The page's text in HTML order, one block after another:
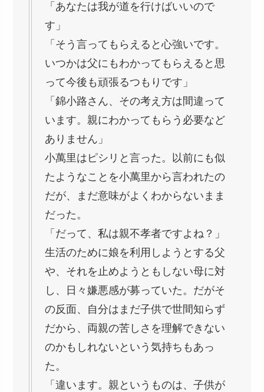
「あなたは我が道を行けばいいので
す」
「そう言ってもらえると心強いです。
いつかは父にもわかってもらえると思
って今後も頑張るつもりです」
「錦小路さん、その考え方は間違って
います。親にわかってもらう必要など
ありません」
小萬里はピシリと言った。以前にも似
たようなことを小萬里から言われたの
だが、まだ意味がよくわからないまま
だった。
「だって、私は親不孝者ですよね？」
生活のために娘を利用しようとする父
や、それを止めようともしない母に対
し、日々嫌悪感が募っていた。だがそ
の反面、自分はまだ子供で世間知らず
だから、両親の苦しさを理解できない
のかもしれないという気持ちもあっ
た。
「違います。親というものは、子供が